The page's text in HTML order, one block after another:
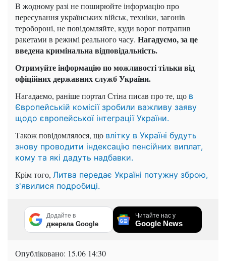
В жодному разі не поширюйте інформацію про
пересування українських військ, техніки, загонів
теробороні, не повідомляйте, куди ворог потрапив
ракетами в режимі реального часу. Нагадуємо, за це
введена кримінальна відповідальність.
Отримуйте інформацію по можливості тільки від
офіційних державних служб України.
Нагадаємо, раніше портал Стіна писав про те, що в
Європейській комісії зробили важливу заяву
щодо європейської інтеграції України.
Також повідомлялося, що влітку в Україні будуть
знову проводити індексацію пенсійних виплат,
кому та які дадуть надбавки.
Крім того, Литва передає Україні потужну зброю,
з'явилися подробиці.
Додайте в
джерела Google
Читайте нас у
Google News
Опубліковано: 15.06 14:30